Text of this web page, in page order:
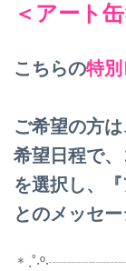
＜アート
こちらの特別
ご希望の方は
希望日程で、
を選択し、『
とのメッセ
＊